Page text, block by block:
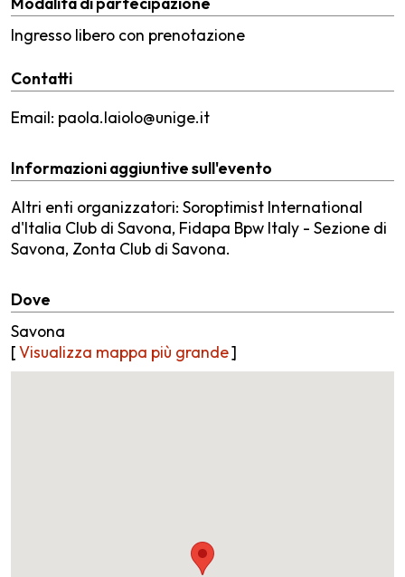
Ingresso libero con prenotazione
Contatti
Email: paola.laiolo@unige.it
Informazioni aggiuntive sull'evento
Altri enti organizzatori: Soroptimist International
d'Italia Club di Savona, Fidapa Bpw Italy - Sezione di
Savona, Zonta Club di Savona.
Dove
Savona
[Visualizza mappa più grande]